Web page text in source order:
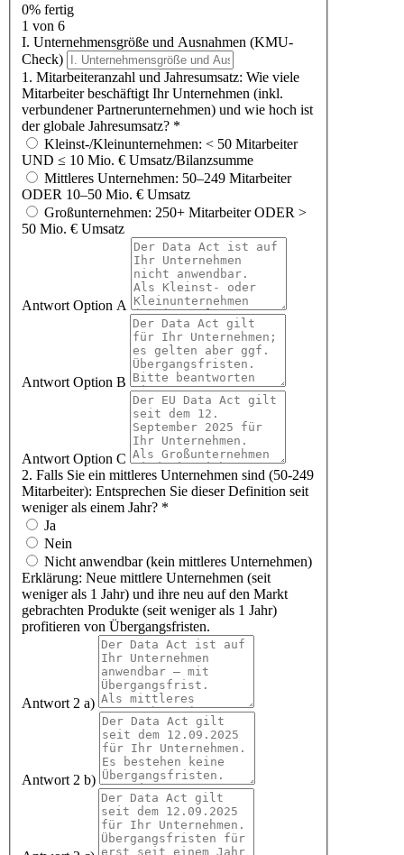
0% fertig
1 von 6
I. Unternehmensgröße und Ausnahmen (KMU-
Check)
1. Mitarbeiteranzahl und Jahresumsatz: Wie viele
Mitarbeiter beschäftigt Ihr Unternehmen (inkl.
verbundener Partnerunternehmen) und wie hoch ist
der globale Jahresumsatz? *
Kleinst-/Kleinunternehmen: < 50 Mitarbeiter
UND ≤ 10 Mio. € Umsatz/Bilanzsumme
Mittleres Unternehmen: 50–249 Mitarbeiter
ODER 10–50 Mio. € Umsatz
Großunternehmen: 250+ Mitarbeiter ODER >
50 Mio. € Umsatz
Antwort Option A
Antwort Option B
Antwort Option C
2. Falls Sie ein mittleres Unternehmen sind (50-249
Mitarbeiter): Entsprechen Sie dieser Definition seit
weniger als einem Jahr? *
Ja
Nein
Nicht anwendbar (kein mittleres Unternehmen)
Erklärung: Neue mittlere Unternehmen (seit
weniger als 1 Jahr) und ihre neu auf den Markt
gebrachten Produkte (seit weniger als 1 Jahr)
profitieren von Übergangsfristen.
Antwort 2 a)
Antwort 2 b)